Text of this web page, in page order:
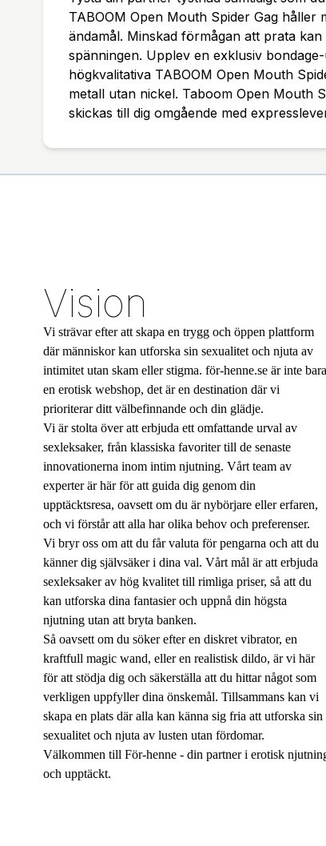
TABOOM Open Mouth Spider Gag
ändamål. Minskad förmågan att prata
spänningen. Upplev en exklusiv
högkvalitativa TABOOM Open Mouth
metall utan nickel. Taboom Open Mouth
skickas till dig omgående med
Vision
Vi strävar efter att skapa en trygg och öppen plattform
där människor kan utforska sin sexualitet och njuta av
intimitet utan skam eller stigma. för-henne.se är inte bara
en erotisk webshop, det är en destination där vi
prioriterar ditt välbefinnande och din glädje.
Vi är stolta över att erbjuda ett omfattande urval av
sexleksaker, från klassiska favoriter till de senaste
innovationerna inom intim njutning. Vårt team av
experter är här för att guida dig genom din
upptäcktsresa, oavsett om du är nybörjare eller erfaren,
och vi förstår att alla har olika behov och preferenser.
Vi bryr oss om att du får valuta för pengarna och att du
känner dig självsäker i dina val. Vårt mål är att erbjuda
sexleksaker av hög kvalitet till rimliga priser, så att du
kan utforska dina fantasier och uppnå din högsta
njutning utan att bryta banken.
Så oavsett om du söker efter en diskret vibrator, en
kraftfull magic wand, eller en realistisk dildo, är vi här
för att stödja dig och säkerställa att du hittar något som
verkligen uppfyller dina önskemål. Tillsammans kan vi
skapa en plats där alla kan känna sig fria att utforska sin
sexualitet och njuta av lusten utan fördomar.
Välkommen till För-henne - din partner i erotisk
och upptäckt.